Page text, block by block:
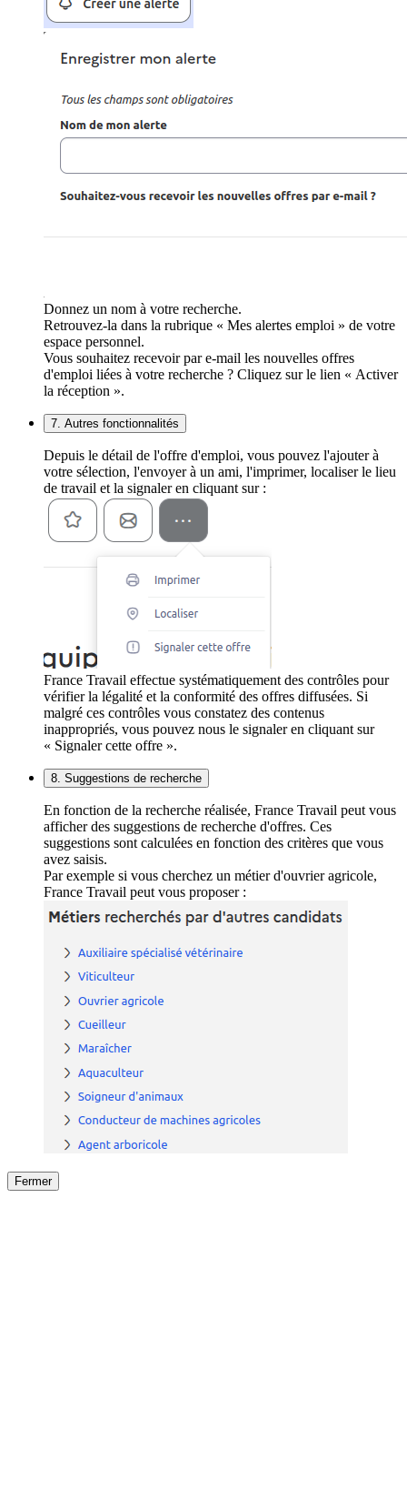
Donnez un nom à votre recherche.
Retrouvez-la dans la rubrique « Mes alertes emploi » de votre
espace personnel.
Vous souhaitez recevoir par e-mail les nouvelles offres
d'emploi liées à votre recherche ? Cliquez sur le lien « Activer
la réception ».
7. Autres fonctionnalités
Depuis le détail de l'offre d'emploi, vous pouvez l'ajouter à
votre sélection, l'envoyer à un ami, l'imprimer, localiser le lieu
de travail et la signaler en cliquant sur :
France Travail effectue systématiquement des contrôles pour
vérifier la légalité et la conformité des offres diffusées. Si
malgré ces contrôles vous constatez des contenus
inappropriés, vous pouvez nous le signaler en cliquant sur
« Signaler cette offre ».
8. Suggestions de recherche
En fonction de la recherche réalisée, France Travail peut vous
afficher des suggestions de recherche d'offres. Ces
suggestions sont calculées en fonction des critères que vous
avez saisis.
Par exemple si vous cherchez un métier d'ouvrier agricole,
France Travail peut vous proposer :
Fermer